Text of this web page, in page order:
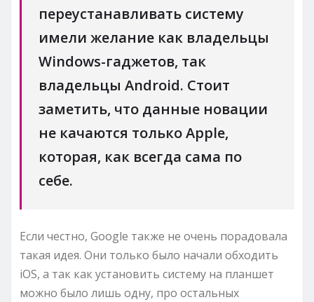
переустанавливать систему
имели желание как владельцы
Windows-гаджетов, так
владельцы Android. Стоит
заметить, что данные новации
не качаются только Apple,
которая, как всегда сама по
себе.
Если честно, Google также не очень порадовала
такая идея. Они только было начали обходить
iOS, а так как установить систему на планшет
можно было лишь одну, про остальных